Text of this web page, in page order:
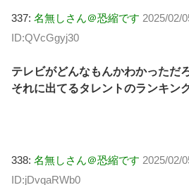
337: 名無しさん＠恐縮です 2025/02/
ID:QVcGgyj30
テレビがどんなもんかわかっただ
それに出てるタレントのランキン
338: 名無しさん＠恐縮です 2025/02/
ID:jDvqaRWb0